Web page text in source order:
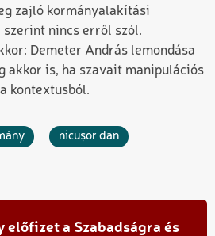
zajló kormányalakítási
szerint nincs erről szól.
Demeter András lemondása
akkor is, ha szavait manipulációs
kontextusból.
nicușor dan
előfizet a Szabadságra és